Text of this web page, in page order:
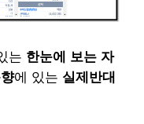
는 한눈에 보는 자
에 있는 실제반대